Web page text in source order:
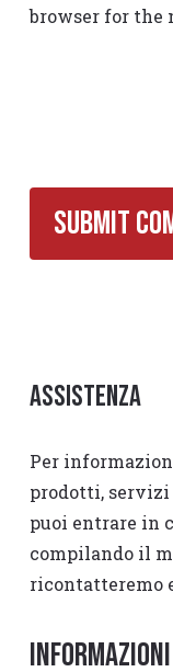
browser for the
Assistenza
Per
prodotti,
puoi entrare in
compilando il
ricontatteremo
Informazioni